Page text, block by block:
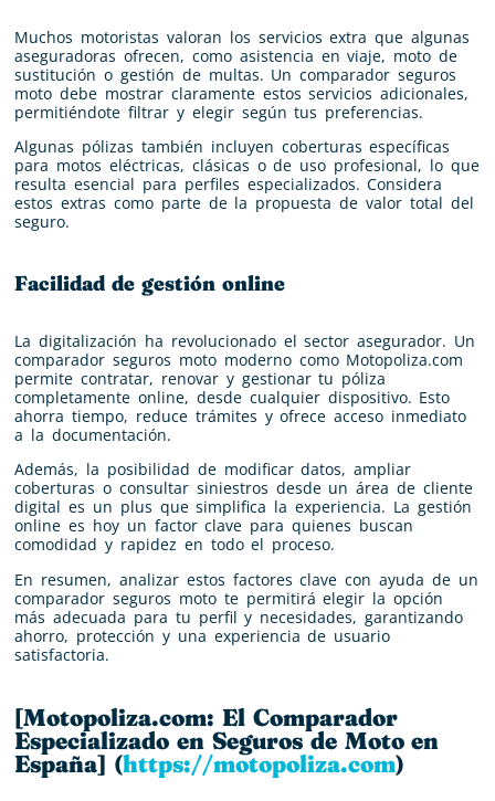
Muchos motoristas valoran los servicios extra que algunas
aseguradoras ofrecen, como asistencia en viaje, moto de
sustitución o gestión de multas. Un comparador seguros
moto debe mostrar claramente estos servicios adicionales,
permitiéndote filtrar y elegir según tus preferencias.
Algunas pólizas también incluyen coberturas específicas
para motos eléctricas, clásicas o de uso profesional, lo que
resulta esencial para perfiles especializados. Considera
estos extras como parte de la propuesta de valor total del
seguro.
Facilidad de gestión online
La digitalización ha revolucionado el sector asegurador. Un
comparador seguros moto moderno como Motopoliza.com
permite contratar, renovar y gestionar tu póliza
completamente online, desde cualquier dispositivo. Esto
ahorra tiempo, reduce trámites y ofrece acceso inmediato
a la documentación.
Además, la posibilidad de modificar datos, ampliar
coberturas o consultar siniestros desde un área de cliente
digital es un plus que simplifica la experiencia. La gestión
online es hoy un factor clave para quienes buscan
comodidad y rapidez en todo el proceso.
En resumen, analizar estos factores clave con ayuda de un
comparador seguros moto te permitirá elegir la opción
más adecuada para tu perfil y necesidades, garantizando
ahorro, protección y una experiencia de usuario
satisfactoria.
[Motopoliza.com: El Comparador
Especializado en Seguros de Moto en
España] (https://motopoliza.com)